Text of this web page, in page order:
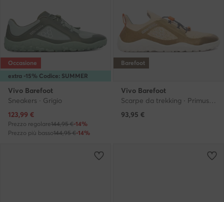
extra -15% Codice: SUMMER
Occasione
Vivo Barefoot
Sneakers · Grigio
Prezzo attuale
123,99 €
Prezzo regolare144,95 €-14%
Prezzo più basso144,95 €-14%
Barefoot
Vivo Barefoot
93,95 €